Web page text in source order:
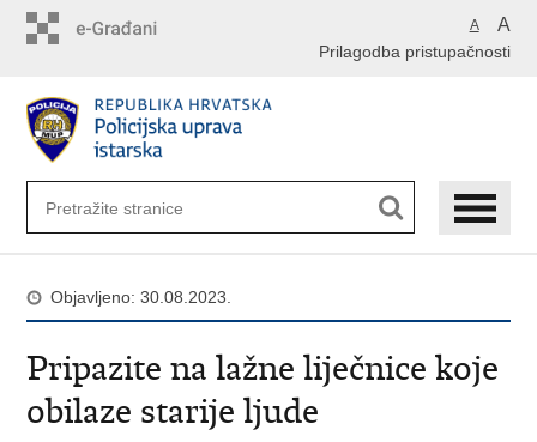
A A
Prilagodba pristupačnosti
Objavljeno: 30.08.2023.
Pripazite na lažne liječnice koje
obilaze starije ljude